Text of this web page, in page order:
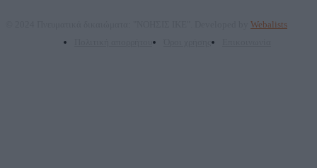
Webalists